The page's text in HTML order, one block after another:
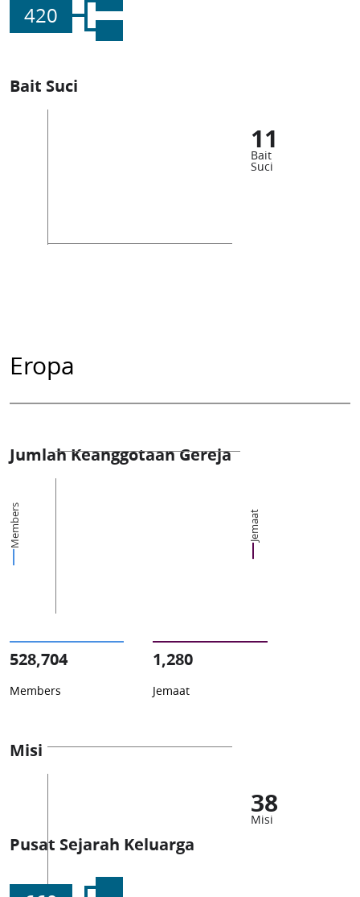
420
Bait Suci
11
Bait
Suci
Eropa
Jumlah Keanggotaan Gereja
Members Jemaat
528,704
Members
1,280
Jemaat
Misi
38
Misi
Pusat Sejarah Keluarga